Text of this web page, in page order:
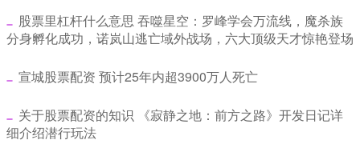
​股票里杠杆什么意思 吞噬星空：罗峰学会万流线，魔杀族
分身孵化成功，诺岚山逃亡域外战场，六大顶级天才惊艳登场
​宣城股票配资 预计25年内超3900万人死亡
​关于股票配资的知识 《寂静之地：前方之路》开发日记详
细介绍潜行玩法